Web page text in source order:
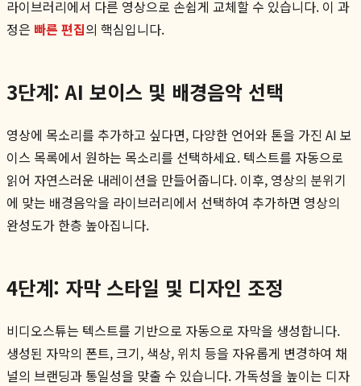
라이브러리에서 다른 영상으로 손쉽게 교체할 수 있습니다. 이 과
정은 빠른 편집의 핵심입니다.
3단계: AI 보이스 및 배경음악 선택
영상에 목소리를 추가하고 싶다면, 다양한 언어와 톤을 가진 AI 보
이스 목록에서 원하는 목소리를 선택하세요. 텍스트를 자동으로
읽어 자연스러운 내레이션을 만들어줍니다. 이후, 영상의 분위기
에 맞는 배경음악을 라이브러리에서 선택하여 추가하면 영상의
완성도가 한층 높아집니다.
4단계: 자막 스타일 및 디자인 조정
비디오스튜는 텍스트를 기반으로 자동으로 자막을 생성합니다.
생성된 자막의 폰트, 크기, 색상, 위치 등을 자유롭게 변경하여 채
널의 브랜딩과 통일성을 맞출 수 있습니다. 가독성을 높이는 디자